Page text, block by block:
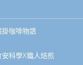
掛咖啡物語
安科學X職人焙煎